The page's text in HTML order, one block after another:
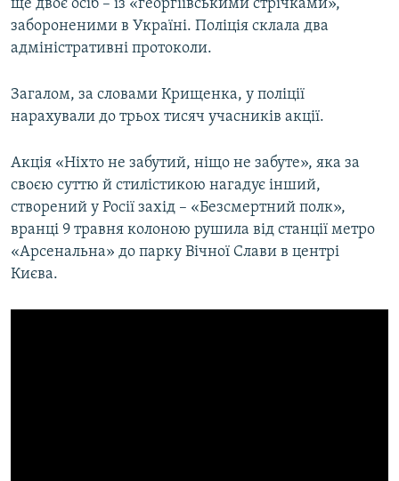
ще двоє осіб – із «георгіївськими стрічками»,
забороненими в Україні. Поліція склала два
адміністративні протоколи.
Загалом, за словами Крищенка, у поліції
нарахували до трьох тисяч учасників акції.
Акція «Ніхто не забутий, ніщо не забуте», яка за
своєю суттю й стилістикою нагадує інший,
створений у Росії захід – «Безсмертний полк»,
вранці 9 травня колоною рушила від станції метро
«Арсенальна» до парку Вічної Слави в центрі
Києва.